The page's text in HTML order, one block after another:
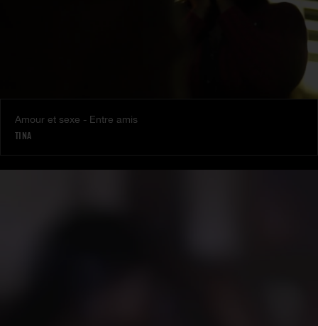
Amour et sexe - Entre amis
TINA